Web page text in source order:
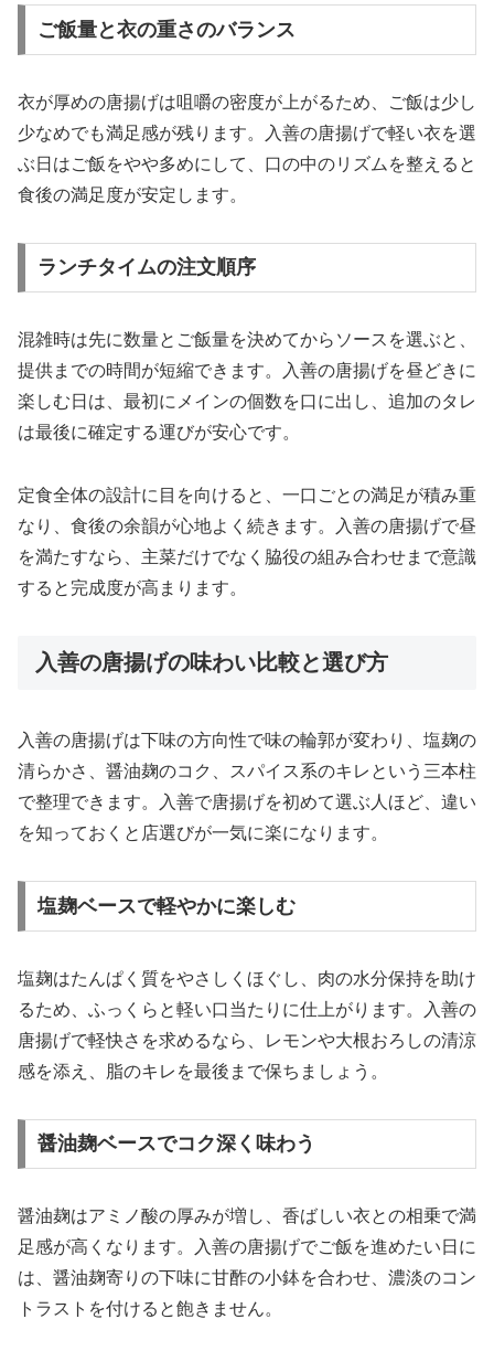
ご飯量と衣の重さのバランス
衣が厚めの唐揚げは咀嚼の密度が上がるため、ご飯は少し
少なめでも満足感が残ります。入善の唐揚げで軽い衣を選
ぶ日はご飯をやや多めにして、口の中のリズムを整えると
食後の満足度が安定します。
ランチタイムの注文順序
混雑時は先に数量とご飯量を決めてからソースを選ぶと、
提供までの時間が短縮できます。入善の唐揚げを昼どきに
楽しむ日は、最初にメインの個数を口に出し、追加のタレ
は最後に確定する運びが安心です。
定食全体の設計に目を向けると、一口ごとの満足が積み重
なり、食後の余韻が心地よく続きます。入善の唐揚げで昼
を満たすなら、主菜だけでなく脇役の組み合わせまで意識
すると完成度が高まります。
入善の唐揚げの味わい比較と選び方
入善の唐揚げは下味の方向性で味の輪郭が変わり、塩麹の
清らかさ、醤油麹のコク、スパイス系のキレという三本柱
で整理できます。入善で唐揚げを初めて選ぶ人ほど、違い
を知っておくと店選びが一気に楽になります。
塩麹ベースで軽やかに楽しむ
塩麹はたんぱく質をやさしくほぐし、肉の水分保持を助け
るため、ふっくらと軽い口当たりに仕上がります。入善の
唐揚げで軽快さを求めるなら、レモンや大根おろしの清涼
感を添え、脂のキレを最後まで保ちましょう。
醤油麹ベースでコク深く味わう
醤油麹はアミノ酸の厚みが増し、香ばしい衣との相乗で満
足感が高くなります。入善の唐揚げでご飯を進めたい日に
は、醤油麹寄りの下味に甘酢の小鉢を合わせ、濃淡のコン
トラストを付けると飽きません。